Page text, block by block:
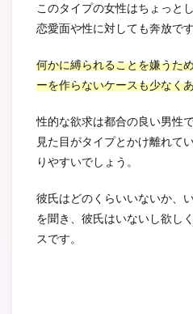
このタイプの女性はちょっと
恋愛面や性に対しても奔放です
何かに縛られることを嫌うた
ーを作らないケースも少なく
性的な欲求は都合の良い男性
見た目がタイプとかけ離れて
りやすいでしょう。
彼氏はどのくらいいないか、
を聞き、彼氏はいないし欲し
スです。